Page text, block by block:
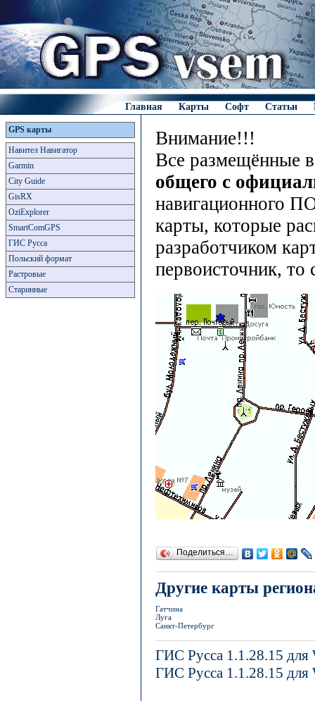
Главная Карты Софт Статьи
GPS карты
Навител Навигатор
Garmin
City Guide
GisRX
OziExplorer
SmartComGPS
ГИС Русса
Польский формат
Растровые
Старинные
Внимание!!!
Все размещённые
общего с
навигационного
карты, которые
разработчиком
первоисточник,
Поделиться…
Другие карты
Гатчина
Луга
Санкт-Петербург
ГИС Русса 1.1.28.15 для
ГИС Русса 1.1.28.15